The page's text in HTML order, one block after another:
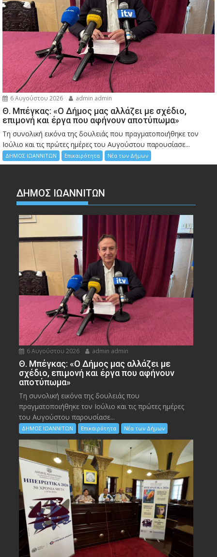
6 Αυγούστου 2026 admin admin
Θ. Μπέγκας: «Ο Δήμος μας αλλάζει με σχέδιο,
επιμονή και έργα που αφήνουν αποτύπωμα»
Τη συνολική εικόνα της δουλειάς που πραγματοποιήθηκε τον
Ιούλιο και τις πρώτες ημέρες του Αυγούστου παρουσίασε...
ΔΗΜΟΣ ΙΩΑΝΝΙΤΩΝ Επικαιρότητα Νέα των Δήμων
ΔΗΜΟΣ ΙΩΑΝΝΙΤΩΝ
6 Αυγούστου 2026 admin admin
Θ. Μπέγκας: «Ο Δήμος μας αλλάζει με
σχέδιο, επιμονή και έργα που αφήνουν
αποτύπωμα»
Τη συνολική εικόνα της δουλειάς που
πραγματοποιήθηκε τον Ιούλιο και τις πρώτες ημέρες
του Αυγούστου παρουσίασε...
ΔΗΜΟΣ ΙΩΑΝΝΙΤΩΝ Επικαιρότητα Νέα των Δήμων